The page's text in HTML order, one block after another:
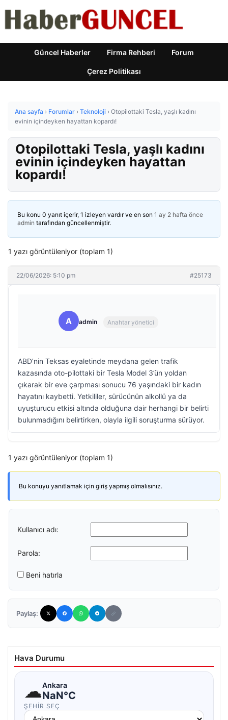
Güncel Haberler Firma Rehberi Forum
Çerez Politikası
Ana sayfa › Forumlar › Teknoloji › Otopilottaki Tesla, yaşlı kadını
evinin içindeyken hayattan kopardı!
Otopilottaki Tesla, yaşlı kadını
evinin içindeyken hayattan
kopardı!
Bu konu 0 yanıt içerir, 1 izleyen vardır ve en son 1 ay 2 hafta önce
admin tarafından güncellenmiştir.
1 yazı görüntüleniyor (toplam 1)
22/06/2026: 5:10 pm #25173
A admin Anahtar yönetici
ABD’nin Teksas eyaletinde meydana gelen trafik
kazasında oto-pilottaki bir Tesla Model 3’ün yoldan
çıkarak bir eve çarpması sonucu 76 yaşındaki bir kadın
hayatını kaybetti. Yetkililer, sürücünün alkollü ya da
uyuşturucu etkisi altında olduğuna dair herhangi bir belirti
bulunmadığını belirtirken, olayla ilgili soruşturma sürüyor.
1 yazı görüntüleniyor (toplam 1)
Bu konuyu yanıtlamak için giriş yapmış olmalısınız.
Kullanıcı adı:
Parola:
Beni hatırla
Paylaş:
Hava Durumu
☁Ankara
NaN°C
ŞEHIR SEÇ